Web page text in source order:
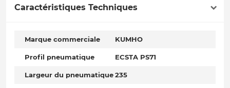
Caractéristiques Techniques
Marque commerciale KUMHO
Profil pneumatique ECSTA PS71
Largeur du pneumatique235